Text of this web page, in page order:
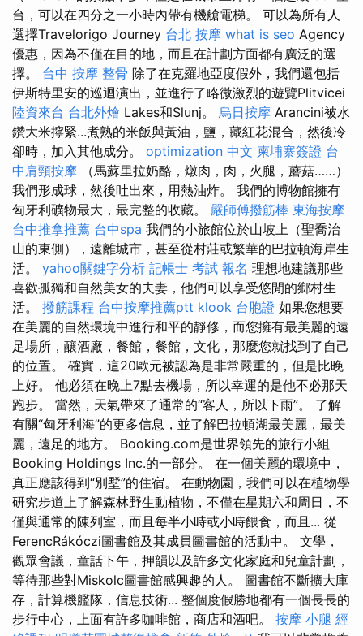
台，可以在四分之一小時內帶有機艙電梯。 可以為所有人
選擇Travelorigo Journey 台北 按摩 what is seo Agency
優惠，因為不僅在目的地，而且在計劃方面都有廣泛的選
擇。 台中 按摩 整骨 除了在克羅地亞度假外，我們還包括
伊斯特里安的巡迴演出，並進行了略微激烈的遊覽Plitvicei
陸資來台 台北外燴 Lakes和Slunj。 烏日按摩 Arancini被水
鑽大米擰緊...煮熟的米飯與黃油，鹽，藏紅花混合，然後冷
卻時，加入其他成分。 optimization 中文 柬埔寨簽證 台
中肩頸按摩 （馬蘇里拉奶酪，燉肉，肉，火腿，蘑菇……）
我們形成球，然後吐出來，用熱油炸。 我們的博物館擁有
匈牙利礦物最大，最完整的收藏。 嚴師傅撥筋棒 東海按摩
台中推拿推薦 台中spa 我們的小旅館位於山坡上（聖喬治
山的東側），遠離城市，甚至從村莊或繁華的巴拉頓海岸生
活。 yahoo關鍵字分析 記帳士 考試 報名 理想地建議那些
喜歡孤獨和自然美女的夫妻，他們可以享受悠閒的鄉村生
活。 撥筋課程 台中按摩推薦ptt klook 台胞證 如果您想要
在美麗的自然環境中進行和平的靜修，而您擁有最美麗的遠
足場所，釀酒廠，餐館，餐館，文化，那麼您就找到了自己
的位置。 確實，這20歐元被認為是非常嚴重的，但是比晚
上好。 他必須在晚上7點去機場，所以幸運的是他不必那天
跑步。 當然，天氣帶來了通常的“客人，所以下雨”。 了解
有關“匈牙利海”的更多信息，並了解巴拉頓湖最美麗，最美
麗，遠足的地方。 Booking.com是世界領先的旅行小組
Booking Holdings Inc.的一部分。 在一個美麗的環境中，
真正應該得到“別墅”的住宿。 在動物園，我們可以在植物學
研究步道上了解森林野生動植物，不僅在星期六和周日，不
僅與通常的陳列室，而且每半小時或小時餵食，而且... 從
FerencRákóczi圖書館及其成員圖書館的活動中。 文學，
觀眾會議，童話下午，押韻以及許多文化家庭和兒童計劃，
等待那些對Miskolc圖書館感興趣的人。 圖書館不斷擴大庫
存，計算機艦隊，信息技術... 整個度假勝地都有一個長長的
步行中心，上面有許多咖啡館，商店和酒吧。 按摩 小腿 經